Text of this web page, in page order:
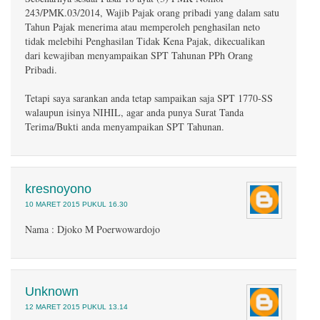
243/PMK.03/2014, Wajib Pajak orang pribadi yang dalam satu
Tahun Pajak menerima atau memperoleh penghasilan neto
tidak melebihi Penghasilan Tidak Kena Pajak, dikecualikan
dari kewajiban menyampaikan SPT Tahunan PPh Orang
Pribadi.
Tetapi saya sarankan anda tetap sampaikan saja SPT 1770-SS
walaupun isinya NIHIL, agar anda punya Surat Tanda
Terima/Bukti anda menyampaikan SPT Tahunan.
kresnoyono
10 MARET 2015 PUKUL 16.30
Nama : Djoko M Poerwowardojo
Unknown
12 MARET 2015 PUKUL 13.14